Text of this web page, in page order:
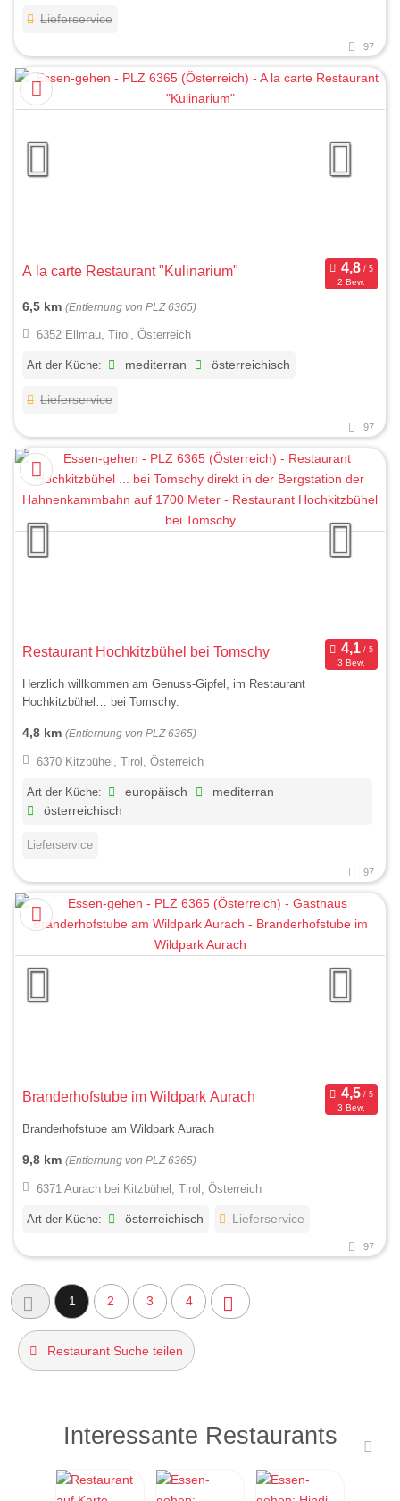
Lieferservice
97
A la carte Restaurant "Kulinarium"
2 Bew.
6,5 km (Entfernung von PLZ 6365)
6352 Ellmau, Tirol, Österreich
Art der Küche: mediterran österreichisch
Lieferservice
97
Restaurant Hochkitzbühel bei Tomschy
3 Bew.
Herzlich willkommen am Genuss-Gipfel, im Restaurant
Hochkitzbühel… bei Tomschy.
4,8 km (Entfernung von PLZ 6365)
6370 Kitzbühel, Tirol, Österreich
Art der Küche: europäisch
mediterran
österreichisch
Lieferservice
97
Branderhofstube im Wildpark Aurach
3 Bew.
Branderhofstube am Wildpark Aurach
9,8 km (Entfernung von PLZ 6365)
6371 Aurach bei Kitzbühel, Tirol, Österreich
Art der Küche: österreichisch Lieferservice
97
1 2 3 4
Restaurant Suche teilen
Interessante Restaurants